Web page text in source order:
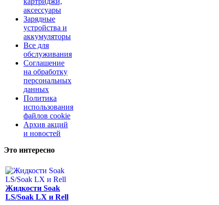
аксессуары
Зарядные
устройства и
аккумуляторы
Все для
обслуживания
Соглашение
на обработку
персональных
данных
Политика
использования
файлов cookie
Архив акций
и новостей
Это интересно
Жидкости Soak
LS/Soak LX и Rell